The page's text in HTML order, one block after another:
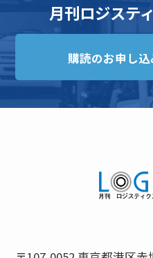
月刊ロジステ
購読のお申し